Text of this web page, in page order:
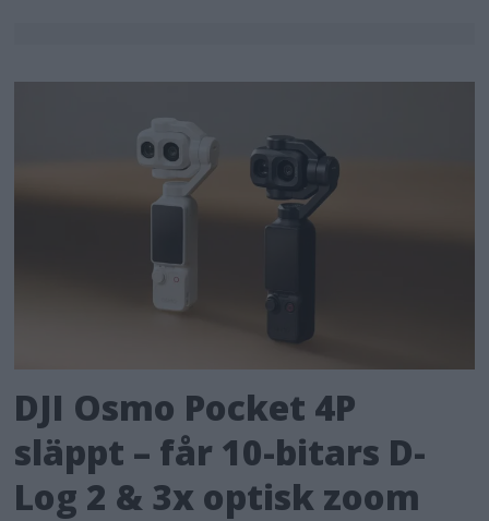
DJI Osmo Pocket 4P
släppt – får 10-bitars D-
Log 2 & 3x optisk zoom